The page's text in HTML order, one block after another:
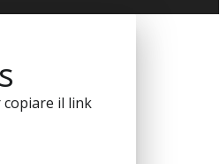
copiare il link